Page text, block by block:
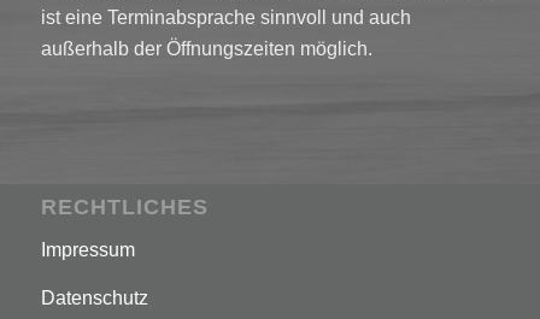
ist eine Terminabsprache sinnvoll und auch
außerhalb der Öffnungszeiten möglich.
RECHTLICHES
Impressum
Datenschutz